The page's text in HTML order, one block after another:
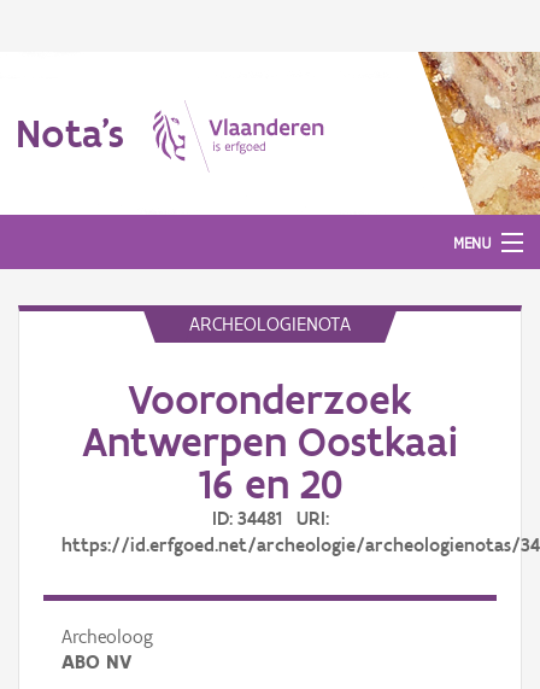
Nota's
MENU
ARCHEOLOGIENOTA
Vooronderzoek
Antwerpen Oostkaai
16 en 20
ID: 34481 URI:
https://id.erfgoed.net/archeologie/archeologienotas/
Archeoloog
ABO NV